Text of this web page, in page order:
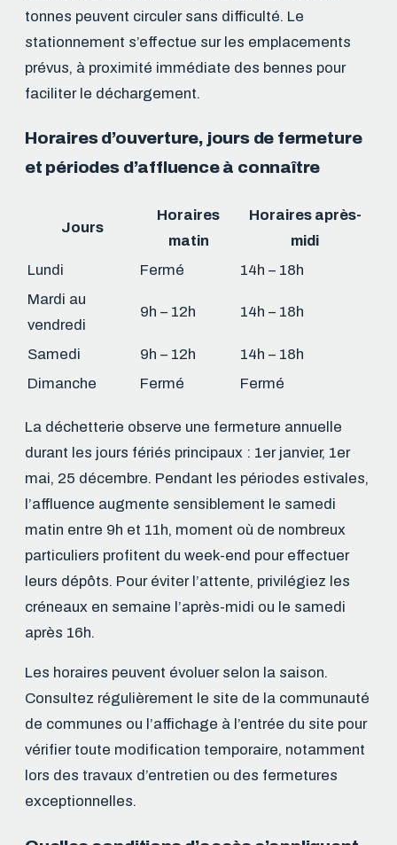
tonnes peuvent circuler sans difficulté. Le
stationnement s’effectue sur les emplacements
prévus, à proximité immédiate des bennes pour
faciliter le déchargement.
Horaires d’ouverture, jours de fermeture
et périodes d’affluence à connaître
Jours
Horaires
matin
Horaires après-
midi
Lundi
Fermé
14h – 18h
Mardi au
vendredi
9h – 12h 14h – 18h
Samedi 9h – 12h
14h – 18h
Dimanche
Fermé Fermé
La déchetterie observe une fermeture annuelle
durant les jours fériés principaux : 1er janvier, 1er
mai, 25 décembre. Pendant les périodes estivales,
l’affluence augmente sensiblement le samedi
matin entre 9h et 11h, moment où de nombreux
particuliers profitent du week-end pour effectuer
leurs dépôts. Pour éviter l’attente, privilégiez les
créneaux en semaine l’après-midi ou le samedi
après 16h.
Les horaires peuvent évoluer selon la saison.
Consultez régulièrement le site de la communauté
de communes ou l’affichage à l’entrée du site pour
vérifier toute modification temporaire, notamment
lors des travaux d’entretien ou des fermetures
exceptionnelles.